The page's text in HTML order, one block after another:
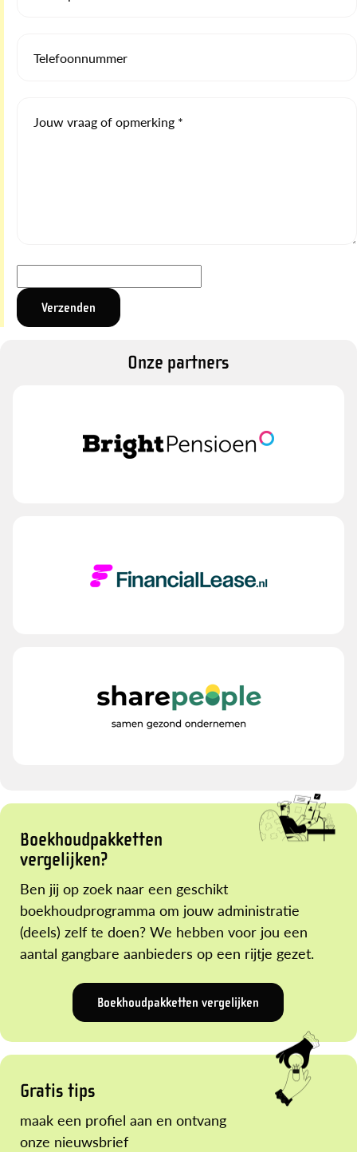
Telefoonnummer
Jouw vraag of opmerking *
Onze partners
Boekhoudpakketten
vergelijken?
Ben jij op zoek naar een geschikt
boekhoudprogramma om jouw administratie
(deels) zelf te doen? We hebben voor jou een
aantal gangbare aanbieders op een rijtje gezet.
Boekhoudpakketten vergelijken
Gratis tips
maak een profiel aan en ontvang
onze nieuwsbrief